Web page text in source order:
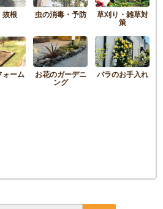
抜根 虫の消毒・予防 草刈り・雑草対
策
ォーム お花のガーデニ
ング
バラのお手入れ